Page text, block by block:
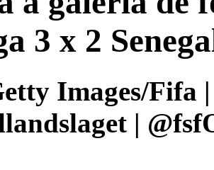
3 x 2
Images/Fifa |
|